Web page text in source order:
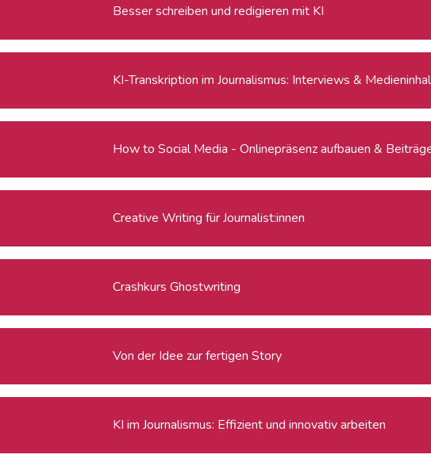
Besser schreiben und redigieren mit KI
KI-Transkription im Journalismus: Interviews &
How to Social Media - Onlinepräsenz aufbauen &
Creative Writing für Journalist:innen
Crashkurs Ghostwriting
Von der Idee zur fertigen Story
KI im Journalismus: Effizient und innovativ arbeiten